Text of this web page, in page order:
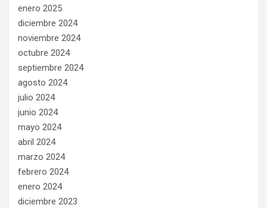
enero 2025
diciembre 2024
noviembre 2024
octubre 2024
septiembre 2024
agosto 2024
julio 2024
junio 2024
mayo 2024
abril 2024
marzo 2024
febrero 2024
enero 2024
diciembre 2023